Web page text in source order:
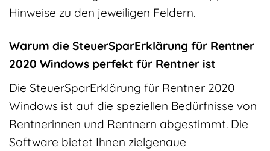
Hinweise zu den jeweiligen Feldern.
Warum die SteuerSparErklärung für Rentner
2020 Windows perfekt für Rentner ist
Die SteuerSparErklärung für Rentner 2020
Windows ist auf die speziellen Bedürfnisse von
Rentnerinnen und Rentnern abgestimmt. Die
Software bietet Ihnen zielgenaue